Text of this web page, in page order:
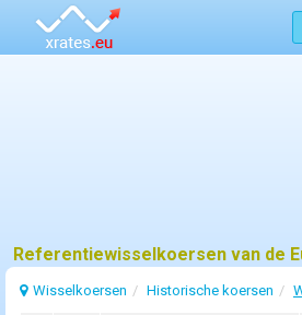
Wisselkoersen Historische koersen